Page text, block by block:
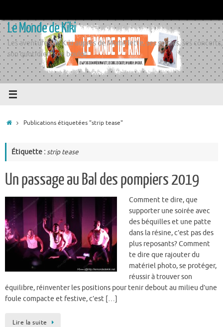
contenu
Le Monde de Kiki
Les aventures de Kiki auprès de Momiflette, ses sorties, ses concerts,
son quotidien, son boulot
AccueilPublications étiquetées "strip tease"
Étiquette :strip tease
Un passage au Bal des pompiers 2019
Comment te dire, que
supporter une soirée avec
des béquilles et une patte
dans la résine, c’est pas des
plus reposants? Comment
te dire que rajouter du
matériel photo, se protéger,
réussir à trouver son
équilibre, réinventer les positions pour tenir debout au milieu d’une
foule compacte et festive, c’est […]
Lire la suite